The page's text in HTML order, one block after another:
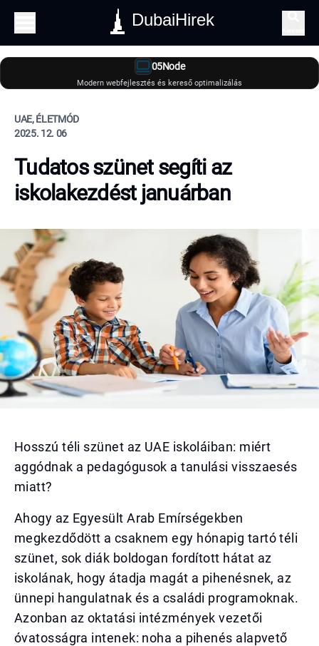
DubaiHirek
05Node
Modern webfejlesztés és kereső optimalizálás
UAE, ÉLETMÓD
2025. 12. 06
Tudatos szünet segíti az
iskolakezdést januárban
Hosszú téli szünet az UAE iskoláiban: miért
aggódnak a pedagógusok a tanulási visszaesés
miatt?
Ahogy az Egyesült Arab Emírségekben
megkezdődött a csaknem egy hónapig tartó téli
szünet, sok diák boldogan fordított hátat az
iskolának, hogy átadja magát a pihenésnek, az
ünnepi hangulatnak és a családi programoknak.
Azonban az oktatási intézmények vezetői
óvatosságra intenek: noha a pihenés alapvető